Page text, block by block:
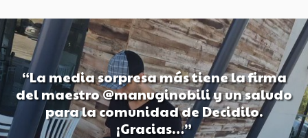
“La media sorpresa más tiene la firma
del maestro @manuginobili y un saludo
para la comunidad de Decidilo.
¡Gracias…”